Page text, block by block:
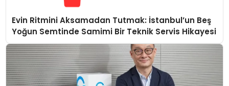
Evin Ritmini Aksamadan Tutmak: İstanbul’un Beş
Yoğun Semtinde Samimi Bir Teknik Servis Hikayesi